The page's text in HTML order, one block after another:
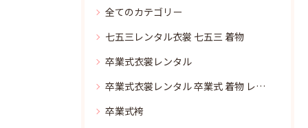
全てのカテゴリー
七五三レンタル衣裳 七五三 着物
卒業式衣裳レンタル
卒業式衣裳レンタル 卒業式 着物 レンタル
卒業式袴